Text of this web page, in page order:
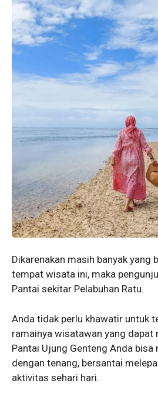
Dikarenakan masih banyak yang
tempat wisata ini, maka
Pantai sekitar Pelabuhan Ratu.
Anda tidak perlu khawatir untuk
ramainya wisatawan yang dapat
Pantai Ujung Genteng Anda
dengan tenang, bersantai
aktivitas sehari hari.